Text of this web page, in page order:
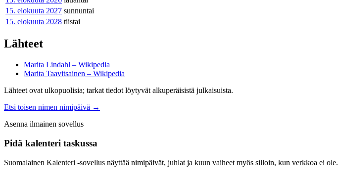
15. elokuuta 2027 sunnuntai
15. elokuuta 2028 tiistai
Lähteet
Marita Lindahl – Wikipedia
Marita Taavitsainen – Wikipedia
Lähteet ovat ulkopuolisia; tarkat tiedot löytyvät alkuperäisistä julkaisuista.
Etsi toisen nimen nimipäivä →
Asenna ilmainen sovellus
Pidä kalenteri taskussa
Suomalainen Kalenteri ‑sovellus näyttää nimipäivät, juhlat ja kuun vaiheet myös silloin, kun verkkoa ei ole.